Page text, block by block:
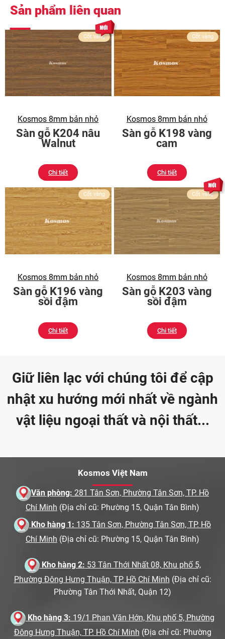
Sản phẩm liên quan
Cốt vàng
Kosmos 8mm bản nhỏ
Sàn gỗ K204 nâu
Walnut
Chi tiết
Cốt vàng
Kosmos 8mm bản nhỏ
Sàn gỗ K198 vàng
cam
Chi tiết
Cốt vàng
Kosmos 8mm bản nhỏ
Sàn gỗ K196 vàng
sồi đậm
Chi tiết
Cốt vàng
Kosmos 8mm bản nhỏ
Sàn gỗ K203 vàng
sồi đậm
Chi tiết
Giữ liên lạc với chúng tôi để cập
nhật xu hướng mới nhất về ngành
vật liệu ngoại thất và nội thất...
Kosmos Việt Nam
Văn phòng: 281 Tân Sơn, Phường Tân Sơn, TP. Hồ
Chí Minh (Địa chỉ cũ: Phường 15, Quận Tân Bình)
Kho hàng 1: 135 Tân Sơn, Phường Tân Sơn, TP. Hồ
Chí Minh (Địa chỉ cũ: Phường 15, Quận Tân Bình)
Kho hàng 2: 53 Tân Thới Nhất 08, Khu phố 5,
Phường Đông Hưng Thuận, TP. Hồ Chí Minh (Địa chỉ cũ:
Phường Tân Thới Nhất, Quận 12)
Kho hàng 3: 19/1 Phan Văn Hớn, Khu phố 5, Phường
Đông Hưng Thuận, TP. Hồ Chí Minh (Địa chỉ cũ: Phường